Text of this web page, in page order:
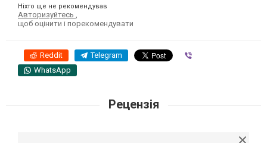
Ніхто ще не рекомендував
Авторизуйтесь
щоб оцінити і порекомендувати
Reddit Telegram
WhatsApp
Рецензія